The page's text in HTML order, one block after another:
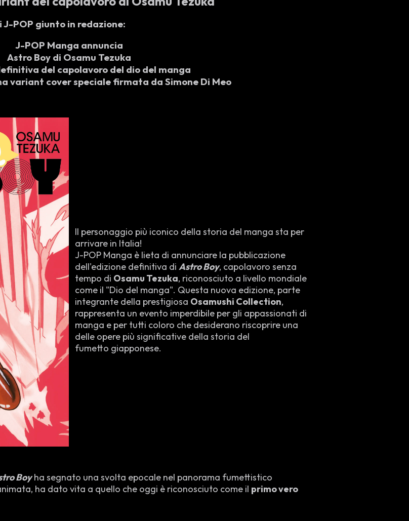
POP giunto in redazione:
J-POP Manga annuncia
Astro Boy di Osamu Tezuka
del capolavoro del dio del manga
variant cover speciale firmata da Simone Di Meo
Il personaggio più iconico della storia del manga sta per
arrivare in Italia!
J-POP Manga è lieta di annunciare la pubblicazione
dell'edizione definitiva di Astro Boy, capolavoro senza
tempo di Osamu Tezuka, riconosciuto a livello mondiale
come il "Dio del manga". Questa nuova edizione, parte
integrante della prestigiosa Osamushi Collection,
rappresenta un evento imperdibile per gli appassionati di
manga e per tutti coloro che desiderano riscoprire una
delle opere più significative della storia del
fumetto giapponese.
Boyha segnato una svolta epocale nel panorama fumettistico
ha dato vita a quello che oggi è riconosciuto come il primo vero